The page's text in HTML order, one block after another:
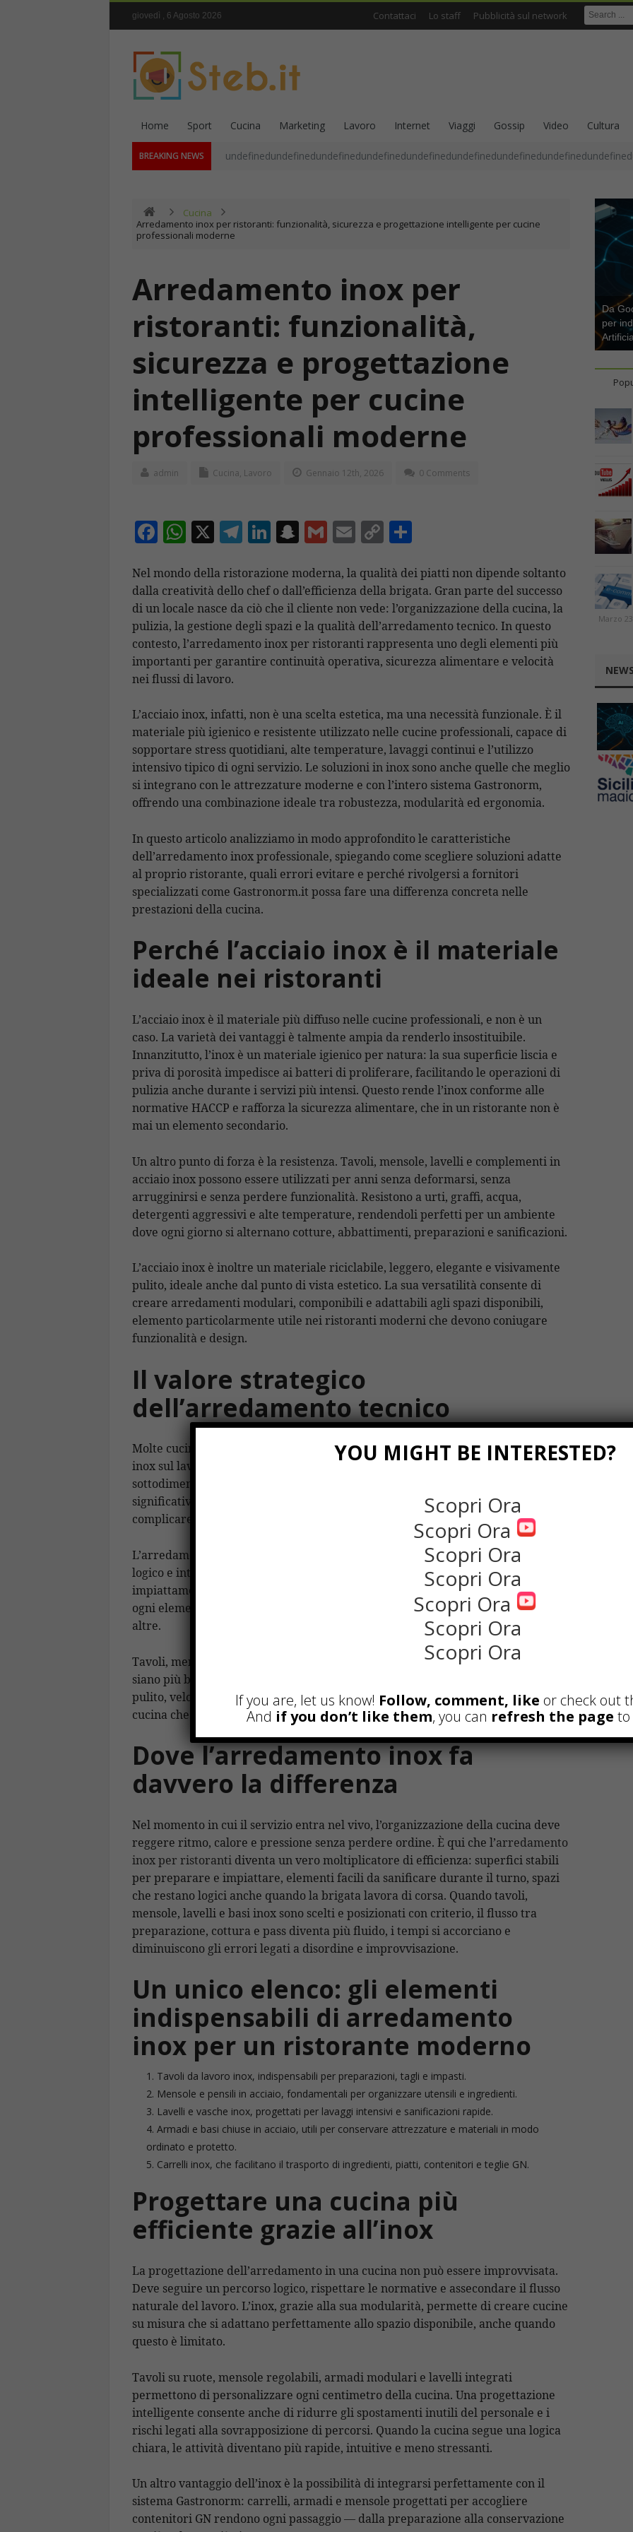
giovedì , 6 Agosto 2026 Contattaci Lo staff Pubblicità sul network
Home Sport Cucina Marketing Lavoro Internet Viaggi Gossip Video Cultura
BREAKING NEWS
Cucina
Arredamento inox per ristoranti: funzionalità, sicurezza e progettazione intelligente per cucine
professionali moderne
Arredamento inox per
ristoranti: funzionalità,
sicurezza e progettazione
intelligente per cucine
professionali moderne
admin Cucina, Lavoro Gennaio 12th, 2026 0 Comments
F
e
b
o
o
k
W
at
s
A
p
p
X T
e
gr
a
m
Li
k
e
dI
n
S
a
p
c
h
at
G
ai
l
E
ai
l
C
p
y
Li
n
k
n
di
vi
di
Nel mondo della ristorazione moderna, la qualità dei piatti non dipende soltanto
dalla creatività dello chef o dall’efficienza della brigata. Gran parte del successo
di un locale nasce da ciò che il cliente non vede: l’organizzazione della cucina, la
pulizia, la gestione degli spazi e la qualità dell’arredamento tecnico. In questo
contesto, l’arredamento inox per ristoranti rappresenta uno degli elementi più
importanti per garantire continuità operativa, sicurezza alimentare e velocità
nei flussi di lavoro.
L’acciaio inox, infatti, non è una scelta estetica, ma una necessità funzionale. È il
materiale più igienico e resistente utilizzato nelle cucine professionali, capace di
sopportare stress quotidiani, alte temperature, lavaggi continui e l’utilizzo
intensivo tipico di ogni servizio. Le soluzioni in inox sono anche quelle che meglio
si integrano con le attrezzature moderne e con l’intero sistema Gastronorm,
offrendo una combinazione ideale tra robustezza, modularità ed ergonomia.
In questo articolo analizziamo in modo approfondito le caratteristiche
dell’arredamento inox professionale, spiegando come scegliere soluzioni adatte
al proprio ristorante, quali errori evitare e perché rivolgersi a fornitori
specializzati come Gastronorm.it possa fare una differenza concreta nelle
prestazioni della cucina.
Perché l’acciaio inox è il materiale
ideale nei ristoranti
L’acciaio inox è il materiale più diffuso nelle cucine professionali, e non è un
caso. La varietà dei vantaggi è talmente ampia da renderlo insostituibile.
Innanzitutto, l’inox è un materiale igienico per natura: la sua superficie liscia e
priva di porosità impedisce ai batteri di proliferare, facilitando le operazioni di
pulizia anche durante i servizi più intensi. Questo rende l’inox conforme alle
normative HACCP e rafforza la sicurezza alimentare, che in un ristorante non è
mai un elemento secondario.
Un altro punto di forza è la resistenza. Tavoli, mensole, lavelli e complementi in
acciaio inox possono essere utilizzati per anni senza deformarsi, senza
arrugginirsi e senza perdere funzionalità. Resistono a urti, graffi, acqua,
detergenti aggressivi e alte temperature, rendendoli perfetti per un ambiente
dove ogni giorno si alternano cotture, abbattimenti, preparazioni e sanificazioni.
L’acciaio inox è inoltre un materiale riciclabile, leggero, elegante e visivamente
pulito, ideale anche dal punto di vista estetico. La sua versatilità consente di
creare arredamenti modulari, componibili e adattabili agli spazi disponibili,
elemento particolarmente utile nei ristoranti moderni che devono coniugare
funzionalità e design.
Il valore strategico
dell’arredamento tecnico
Molte cucine vengono progettate senza considerare l’impatto dell’arredamento
inox sul lavoro quotidiano. Eppure, un tavolo posizionato male, un lavello
sottodimensionato o una mensola non modulare possono rallentare
significativamente il servizio, aumentare il rischio di contaminazioni o
complicare la vita del personale durante i picchi di lavoro.
L’arredamento inox, se progettato correttamente, contribuisce a creare un flusso
logico e intuitivo tra le varie fasi della produzione: preparazione, cottura,
impiattamento e lavaggio. La cucina deve diventare uno spazio naturale, dove
ogni elemento è raggiungibile facilmente e ogni attrezzatura si integra con le
altre.
Tavoli, mensole, armadi e lavatoi in inox migliorano la produttività non perché
siano più belli, ma perché sono più efficienti. Permettono di lavorare in modo
pulito, veloce, organizzato e sicuro. Una cucina dove tutto è al posto giusto è una
cucina che produce meglio, riduce lo stress del personale e diminuisce gli errori.
Dove l’arredamento inox fa
davvero la differenza
Nel momento in cui il servizio entra nel vivo, l’organizzazione della cucina deve
reggere ritmo, calore e pressione senza perdere ordine. È qui che l’arredamento
inox per ristoranti diventa un vero moltiplicatore di efficienza: superfici stabili
per preparare e impiattare, elementi facili da sanificare durante il turno, spazi
che restano logici anche quando la brigata lavora di corsa. Quando tavoli,
mensole, lavelli e basi inox sono scelti e posizionati con criterio, il flusso tra
preparazione, cottura e pass diventa più fluido, i tempi si accorciano e
diminuiscono gli errori legati a disordine e improvvisazione.
Un unico elenco: gli elementi
indispensabili di arredamento
inox per un ristorante moderno
Tavoli da lavoro inox, indispensabili per preparazioni, tagli e impasti.
Mensole e pensili in acciaio, fondamentali per organizzare utensili e ingredienti.
Lavelli e vasche inox, progettati per lavaggi intensivi e sanificazioni rapide.
Armadi e basi chiuse in acciaio, utili per conservare attrezzature e materiali in modo
ordinato e protetto.
Carrelli inox, che facilitano il trasporto di ingredienti, piatti, contenitori e teglie GN.
Progettare una cucina più
efficiente grazie all’inox
La progettazione dell’arredamento in una cucina non può essere improvvisata.
Deve seguire un percorso logico, rispettare le normative e assecondare il flusso
naturale del lavoro. L’inox, grazie alla sua modularità, permette di creare cucine
su misura che si adattano perfettamente allo spazio disponibile, anche quando
questo è limitato.
Tavoli su ruote, mensole regolabili, armadi modulari e lavelli integrati
permettono di personalizzare ogni centimetro della cucina. Una progettazione
intelligente consente anche di ridurre gli spostamenti inutili del personale e i
rischi legati alla sovrapposizione di percorsi. Quando la cucina segue una logica
chiara, le attività diventano più rapide, intuitive e meno stressanti.
Un altro vantaggio dell’inox è la possibilità di integrarsi perfettamente con il
sistema Gastronorm: carrelli, armadi e mensole progettati per accogliere
contenitori GN rendono ogni passaggio — dalla preparazione alla conservazione
Da
per
Marzo
YOU MIGHT BE INTERESTED?
Scopri Ora
Scopri Ora
Scopri Ora
Scopri Ora
Scopri Ora
Scopri Ora
Scopri Ora
If you are, let us know! Follow, comment, like or check out
And if you don’t like them, you can refresh the page to